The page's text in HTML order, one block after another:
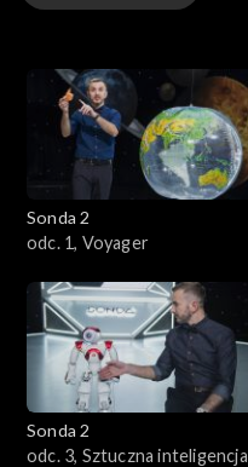
Sonda 2
odc. 1, Voyager
Sonda 2
odc. 3, Sztuczna inteligencja